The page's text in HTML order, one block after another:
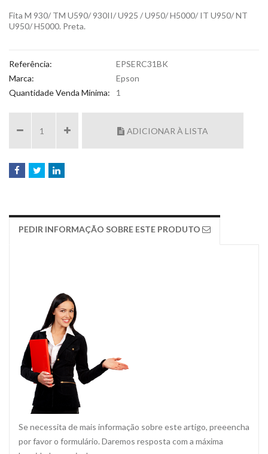
Fita M 930/ TM U590/ 930II/ U925 / U950/ H5000/ IT U950/ NT
U950/ H5000. Preta.
Referência:
EPSERC31BK
Marca:
Epson
Quantidade Venda Mínima:
1
ADICIONAR À LISTA
PEDIR INFORMAÇÃO SOBRE ESTE PRODUTO
Se necessita de mais informação sobre este artigo, preeencha
por favor o formulário. Daremos resposta com a máxima